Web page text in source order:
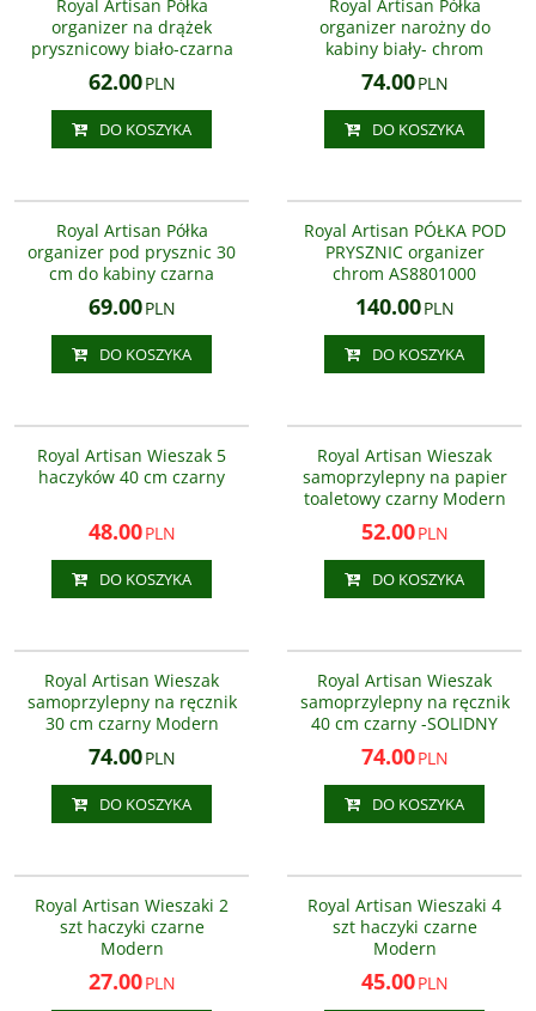
drążek koszyk biało-czarna
AS8800900
Royal Artisan Półka
organizer na drążek
prysznicowy biało-czarna
62.00PLN
DO KOSZYKA
koszyk biały - chrom
Royal Artisan Półka
organizer narożny do
kabiny biały- chrom
74.00PLN
DO KOSZYKA
Royal Artisan Półka
organizer pod prysznic 30
cm do kabiny czarna
69.00PLN
DO KOSZYKA
Royal Artisan PÓŁKA POD
PRYSZNIC organizer
chrom AS8801000
140.00PLN
DO KOSZYKA
Royal Artisan Wieszak 5
haczyków 40 cm czarny
48.00PLN
DO KOSZYKA
Royal Artisan uchwyt na papier
toaletowy czarny samoprzylepny
AS8619200
Royal Artisan Wieszak
samoprzylepny na papier
toaletowy czarny Modern
52.00PLN
DO KOSZYKA
Royal Artisan Wieszak
samoprzylepny na ręcznik
30 cm czarny Modern
74.00PLN
DO KOSZYKA
Royal Artisan Wieszak
samoprzylepny na ręcznik
40 cm czarny -SOLIDNY
74.00PLN
DO KOSZYKA
Royal Artisan Wieszaki 2
szt haczyki czarne
Modern
27.00PLN
Royal Artisan Wieszaki 4
szt haczyki czarne
Modern
45.00PLN